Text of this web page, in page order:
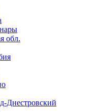
обл.
Днестровский